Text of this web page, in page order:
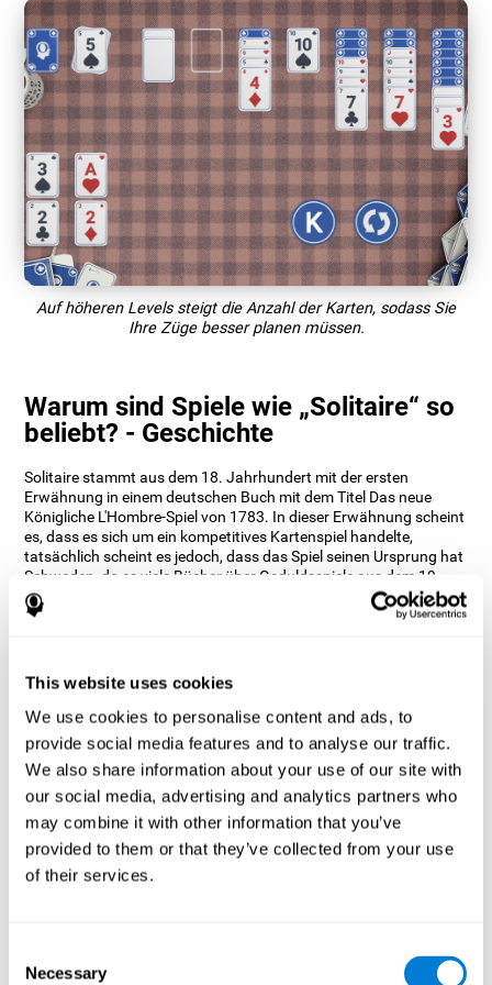
This website uses cookies
We use cookies to personalise content and ads, to
provide social media features and to analyse our traffic.
We also share information about your use of our site with
our social media, advertising and analytics partners who
may combine it with other information that you’ve
provided to them or that they’ve collected from your use
of their services.
Selection
Necessary
Auf höheren Levels steigt die Anzahl der Karten, sodass Sie
Ihre Züge besser planen müssen.
Warum sind Spiele wie „Solitaire“ so
beliebt? - Geschichte
Solitaire stammt aus dem 18. Jahrhundert mit der ersten
Erwähnung in einem deutschen Buch mit dem Titel Das neue
Königliche L'Hombre-Spiel von 1783. In dieser Erwähnung scheint
es, dass es sich um ein kompetitives Kartenspiel handelte,
tatsächlich scheint es jedoch, dass das Spiel seinen Ursprung hat
Schweden, da es viele Bücher über Geduldsspiele aus dem 19.
Jahrhundert gibt, die sich auf Solitaire beziehen.
Vielseitigkeit handelt, entschied es sich, ein klassisches Spiel mit
besonderen Akzenten zu entwickeln, um verschiedene kognitive
Fähigkeiten wie Kurzzeitgedächtnis, Planung und Überwachung
zu trainieren.
Wie verbessert das Denkspiel
„Solitaire“ meine kognitiven
Fähigkeiten?
Wiederholtes Spielen und konsequentes Training mit Solitaire von